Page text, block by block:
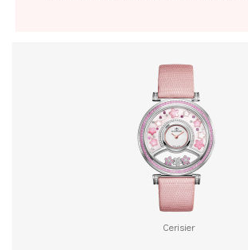
grandes aventures. Les rêves
aller là où le cœur vous porte.
Les premières histoires de Jules Vernes ont
magie des voyages à travers le monde. «
monde en quatre-vingt jours » est un
du merveilleux de l’exploration. En
on approche les monuments les plus
Cerisier